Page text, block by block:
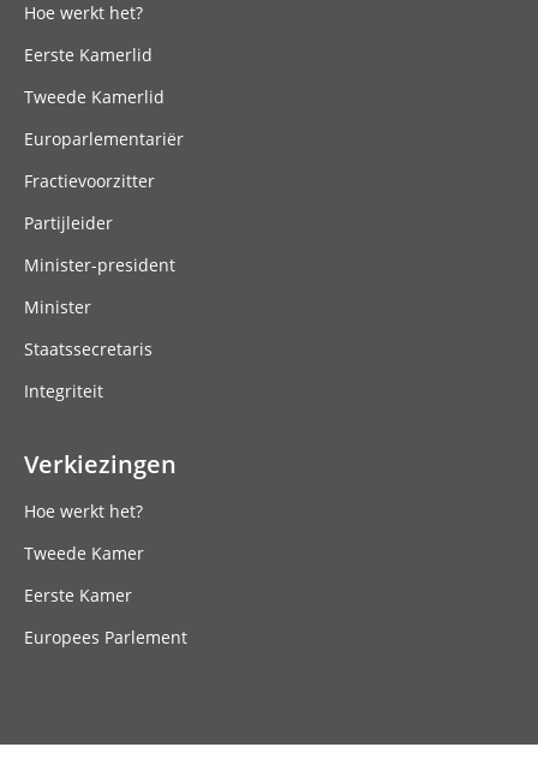
Hoe werkt het?
Eerste Kamerlid
Tweede Kamerlid
Europarlementariër
Fractievoorzitter
Partijleider
Minister-president
Minister
Staatssecretaris
Integriteit
Verkiezingen
Hoe werkt het?
Tweede Kamer
Eerste Kamer
Europees Parlement